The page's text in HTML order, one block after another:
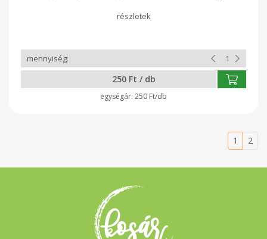
250 Ft / db
250 Ft/db
1 2